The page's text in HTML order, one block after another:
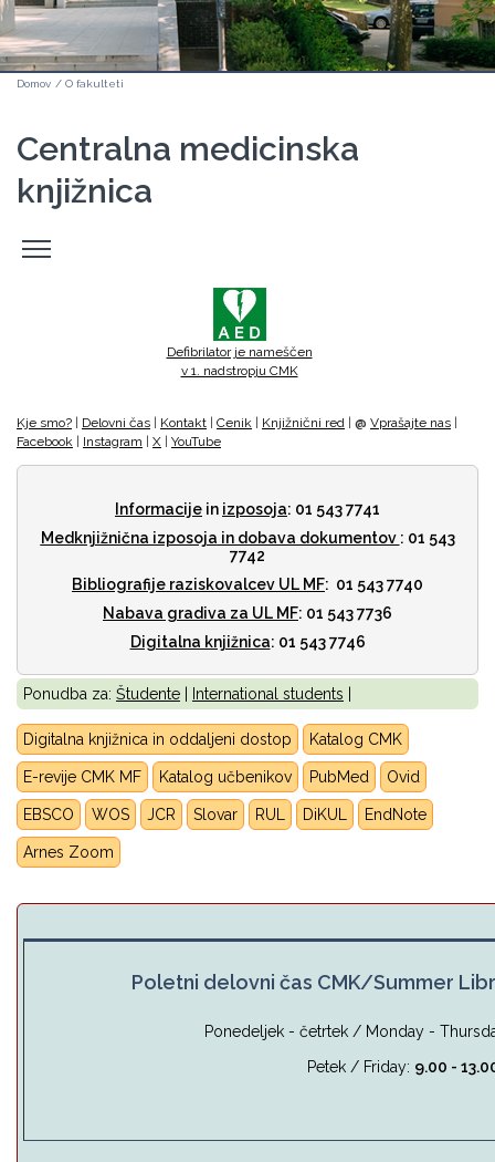
Domov / O fakulteti
Centralna medicinska
knjižnica
Odpri
stranski
Defibrilator je nameščen
v 1. nadstropju CMK
Kje smo? Delovni čas Kontakt Cenik Knjižnični red @ Vprašajte nas
Facebook
Instagram X YouTube
Informacije in izposoja: 01 543 7741
Medknjižnična izposoja in dobava dokumentov : 01 543
7742
Bibliografije raziskovalcev UL MF: 01 543 7740
Nabava gradiva za UL MF: 01 543 7736
Digitalna knjižnica: 01 543 7746
Ponudba za: Študente International students
Digitalna knjižnica in oddaljeni dostop Katalog CMK
E-revije CMK MF Katalog učbenikov PubMed Ovid
EBSCO WOS JCR Slovar RUL DiKUL EndNote
Arnes Zoom
Poletni delovni čas CMK/Summer
Ponedeljek - četrtek / Monday -
Petek / Friday: 9.00 -